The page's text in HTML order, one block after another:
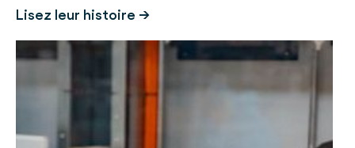
Lisez leur histoire →